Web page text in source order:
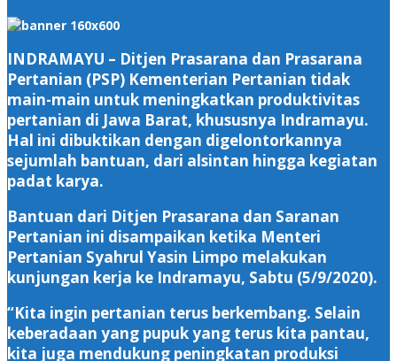
INDRAMAYU – Ditjen Prasarana dan Prasarana
Pertanian (PSP) Kementerian Pertanian tidak
main-main untuk meningkatkan produktivitas
pertanian di Jawa Barat, khususnya Indramayu.
Hal ini dibuktikan dengan digelontorkannya
sejumlah bantuan, dari alsintan hingga kegiatan
padat karya.
Bantuan dari Ditjen Prasarana dan Saranan
Pertanian ini disampaikan ketika Menteri
Pertanian Syahrul Yasin Limpo melakukan
kunjungan kerja ke Indramayu, Sabtu (5/9/2020).
“Kita ingin pertanian terus berkembang. Selain
keberadaan yang pupuk yang terus kita pantau,
kita juga mendukung peningkatan produksi